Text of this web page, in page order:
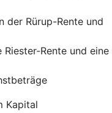
der Rürup-Rente und
Riester-Rente und eine
Kapital